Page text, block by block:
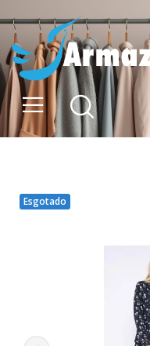
Esgotado